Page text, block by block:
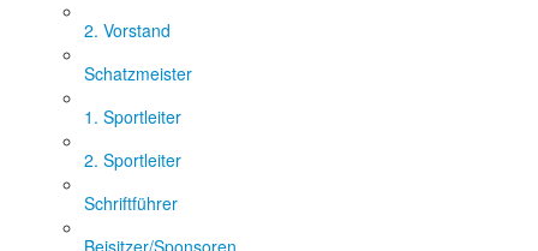
2. Vorstand
Schatzmeister
1. Sportleiter
2. Sportleiter
Schriftführer
Beisitzer/Sponsoren